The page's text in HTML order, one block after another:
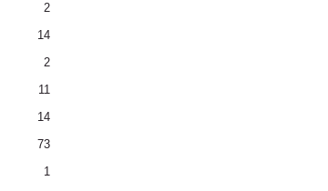
2
14
2
11
14
73
1